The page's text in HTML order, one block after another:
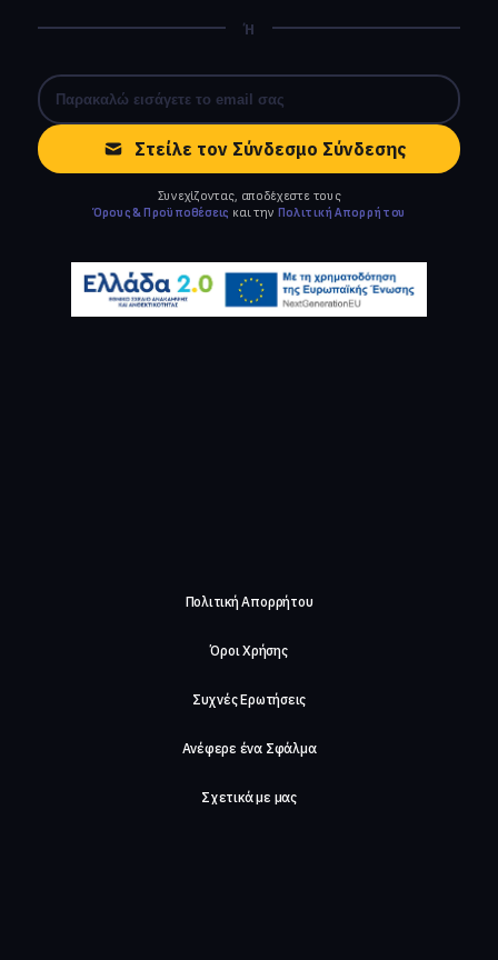
Ή
Στείλε τον Σύνδεσμο Σύνδεσης
Συνεχίζοντας, αποδέχεστε τους
Όρους & Προϋποθέσεις και την Πολιτική Απορρήτου
Πολιτική Απορρήτου
Όροι Χρήσης
Συχνές Ερωτήσεις
Ανέφερε ένα Σφάλμα
Σχετικά με μας